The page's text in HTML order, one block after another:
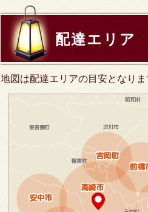
配達エリア
地図は配達エリアの目安となり